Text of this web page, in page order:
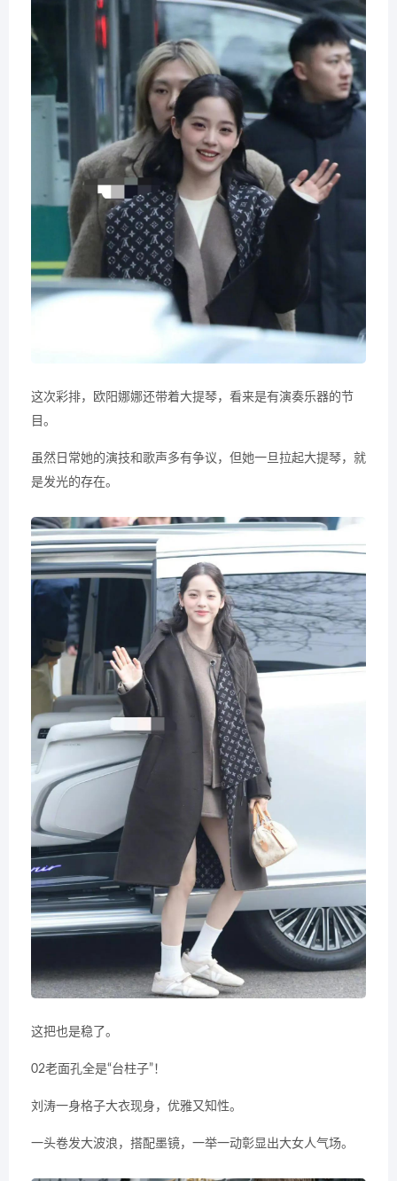
这次彩排，欧阳娜娜还带着大提琴，看来是有演奏乐器的节
目。
虽然日常她的演技和歌声多有争议，但她一旦拉起大提琴，就
是发光的存在。
这把也是稳了。
02老面孔全是“台柱子”！
刘涛一身格子大衣现身，优雅又知性。
一头卷发大波浪，搭配墨镜，一举一动彰显出大女人气场。